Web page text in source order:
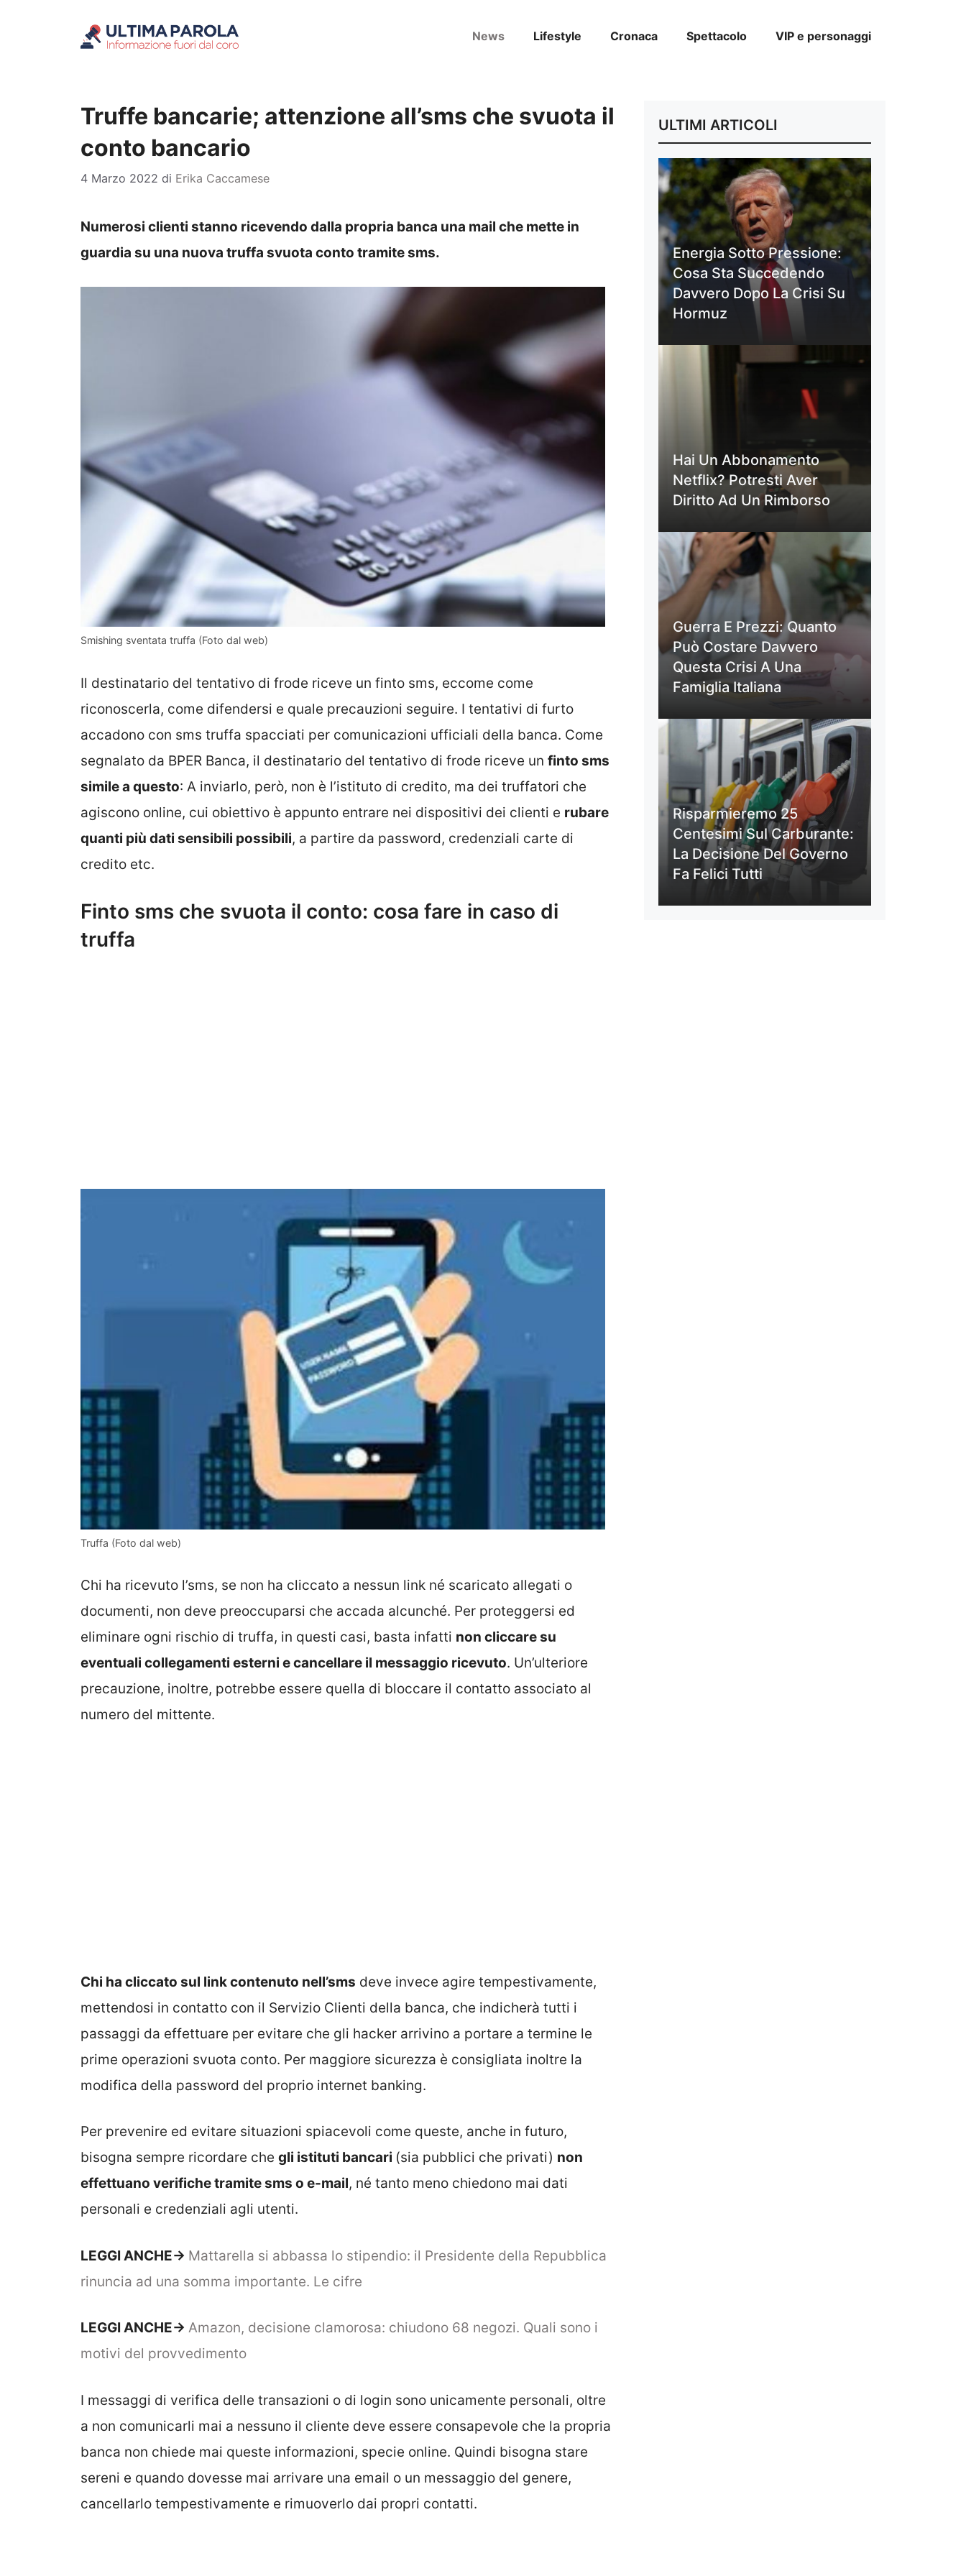
News Lifestyle Cronaca Spettacolo VIP e personaggi
Truffe bancarie; attenzione all’sms che svuota il
conto bancario
4 Marzo 2022 di Erika Caccamese
Numerosi clienti stanno ricevendo dalla propria banca una mail che mette in
guardia su una nuova truffa svuota conto tramite sms.
Smishing sventata truffa (Foto dal web)
Il destinatario del tentativo di frode riceve un finto sms, eccome come
riconoscerla, come difendersi e quale precauzioni seguire. I tentativi di furto
accadono con sms truffa spacciati per comunicazioni ufficiali della banca. Come
segnalato da BPER Banca, il destinatario del tentativo di frode riceve un finto sms
simile a questo: A inviarlo, però, non è l’istituto di credito, ma dei truffatori che
agiscono online, cui obiettivo è appunto entrare nei dispositivi dei clienti e rubare
quanti più dati sensibili possibili, a partire da password, credenziali carte di
credito etc.
Finto sms che svuota il conto: cosa fare in caso di
truffa
Truffa (Foto dal web)
Chi ha ricevuto l’sms, se non ha cliccato a nessun link né scaricato allegati o
documenti, non deve preoccuparsi che accada alcunché. Per proteggersi ed
eliminare ogni rischio di truffa, in questi casi, basta infatti non cliccare su
eventuali collegamenti esterni e cancellare il messaggio ricevuto. Un’ulteriore
precauzione, inoltre, potrebbe essere quella di bloccare il contatto associato al
numero del mittente.
Chi ha cliccato sul link contenuto nell’sms deve invece agire tempestivamente,
mettendosi in contatto con il Servizio Clienti della banca, che indicherà tutti i
passaggi da effettuare per evitare che gli hacker arrivino a portare a termine le
prime operazioni svuota conto. Per maggiore sicurezza è consigliata inoltre la
modifica della password del proprio internet banking.
Per prevenire ed evitare situazioni spiacevoli come queste, anche in futuro,
bisogna sempre ricordare che gli istituti bancari (sia pubblici che privati) non
effettuano verifiche tramite sms o e-mail, né tanto meno chiedono mai dati
personali e credenziali agli utenti.
LEGGI ANCHE-> Mattarella si abbassa lo stipendio: il Presidente della Repubblica
rinuncia ad una somma importante. Le cifre
LEGGI ANCHE-> Amazon, decisione clamorosa: chiudono 68 negozi. Quali sono i
motivi del provvedimento
I messaggi di verifica delle transazioni o di login sono unicamente personali, oltre
a non comunicarli mai a nessuno il cliente deve essere consapevole che la propria
banca non chiede mai queste informazioni, specie online. Quindi bisogna stare
sereni e quando dovesse mai arrivare una email o un messaggio del genere,
cancellarlo tempestivamente e rimuoverlo dai propri contatti.
ULTIMI ARTICOLI
Energia Sotto Pressione:
Cosa Sta Succedendo
Davvero Dopo La Crisi Su
Hormuz
Hai Un Abbonamento
Netflix? Potresti Aver
Diritto Ad Un Rimborso
Guerra E Prezzi: Quanto
Può Costare Davvero
Questa Crisi A Una
Famiglia Italiana
Risparmieremo 25
Centesimi Sul Carburante:
La Decisione Del Governo
Fa Felici Tutti